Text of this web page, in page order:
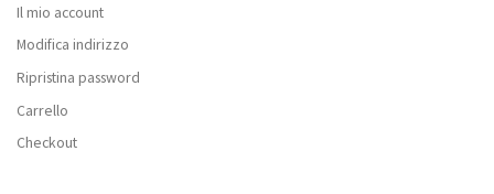
Il mio account
Modifica indirizzo
Ripristina password
Carrello
Checkout